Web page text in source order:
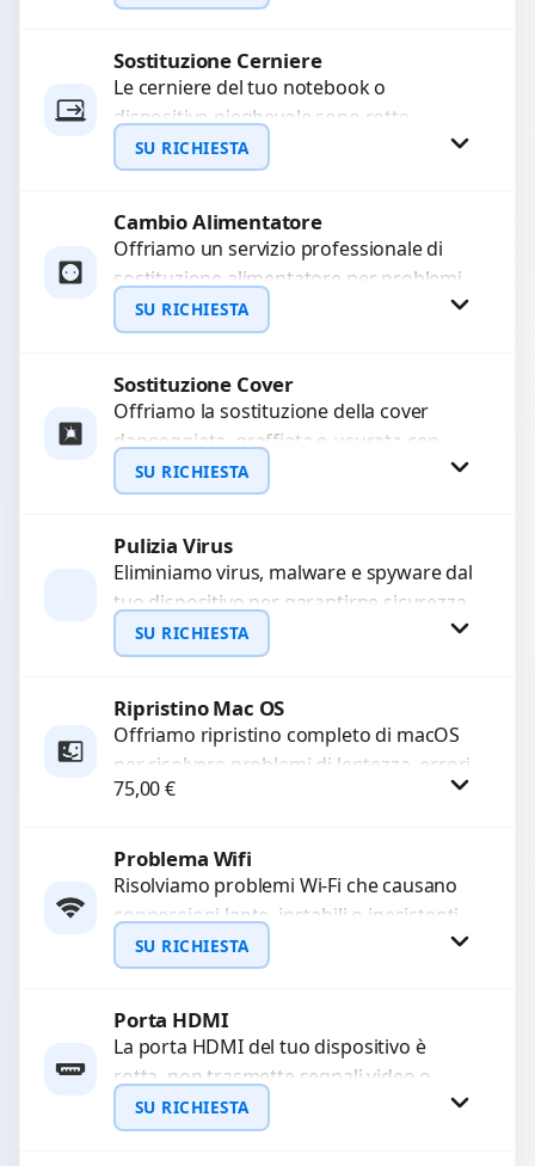
Richiedi Preventivo
WhatsApp
Sostituzione Cerniere
Le cerniere del tuo notebook o
dispositivo pieghevole sono rotte,
allentate o bloccate? Ripariamo o
sostituiamo cerniere difettose con
SU RICHIESTA
Richiedi Preventivo
WhatsApp
Cambio Alimentatore
Offriamo un servizio professionale di
sostituzione alimentatore per problemi
come alimentatore bruciato, corto
circuito, surriscaldamento, cali di
SU RICHIESTA
Richiedi Preventivo
WhatsApp
Sostituzione Cover
Offriamo la sostituzione della cover
danneggiata, graffiata o usurata con
ricambi di alta qualità e garantiti.
Ripristiniamo l’aspetto estetico e...
SU RICHIESTA
Richiedi Preventivo
WhatsApp
Pulizia Virus
Eliminiamo virus, malware e spyware dal
tuo dispositivo per garantirne sicurezza
e prestazioni ottimali. Eseguiamo una
scansione approfondita e una...
SU RICHIESTA
Richiedi Preventivo
WhatsApp
Ripristino Mac OS
Offriamo ripristino completo di macOS
per risolvere problemi di lentezza, errori
di sistema o malfunzionamenti.
75,00€
Procedi
Problema Wifi
Risolviamo problemi Wi-Fi che causano
connessioni lente, instabili o inesistenti.
Diagnosi approfondita per identificare
guasti hardware o software.
SU RICHIESTA
Richiedi Preventivo
WhatsApp
Porta HDMI
La porta HDMI del tuo dispositivo è
rotta, non trasmette segnali video o
audio? Ripariamo o sostituiamo porte
HDMI con...
SU RICHIESTA